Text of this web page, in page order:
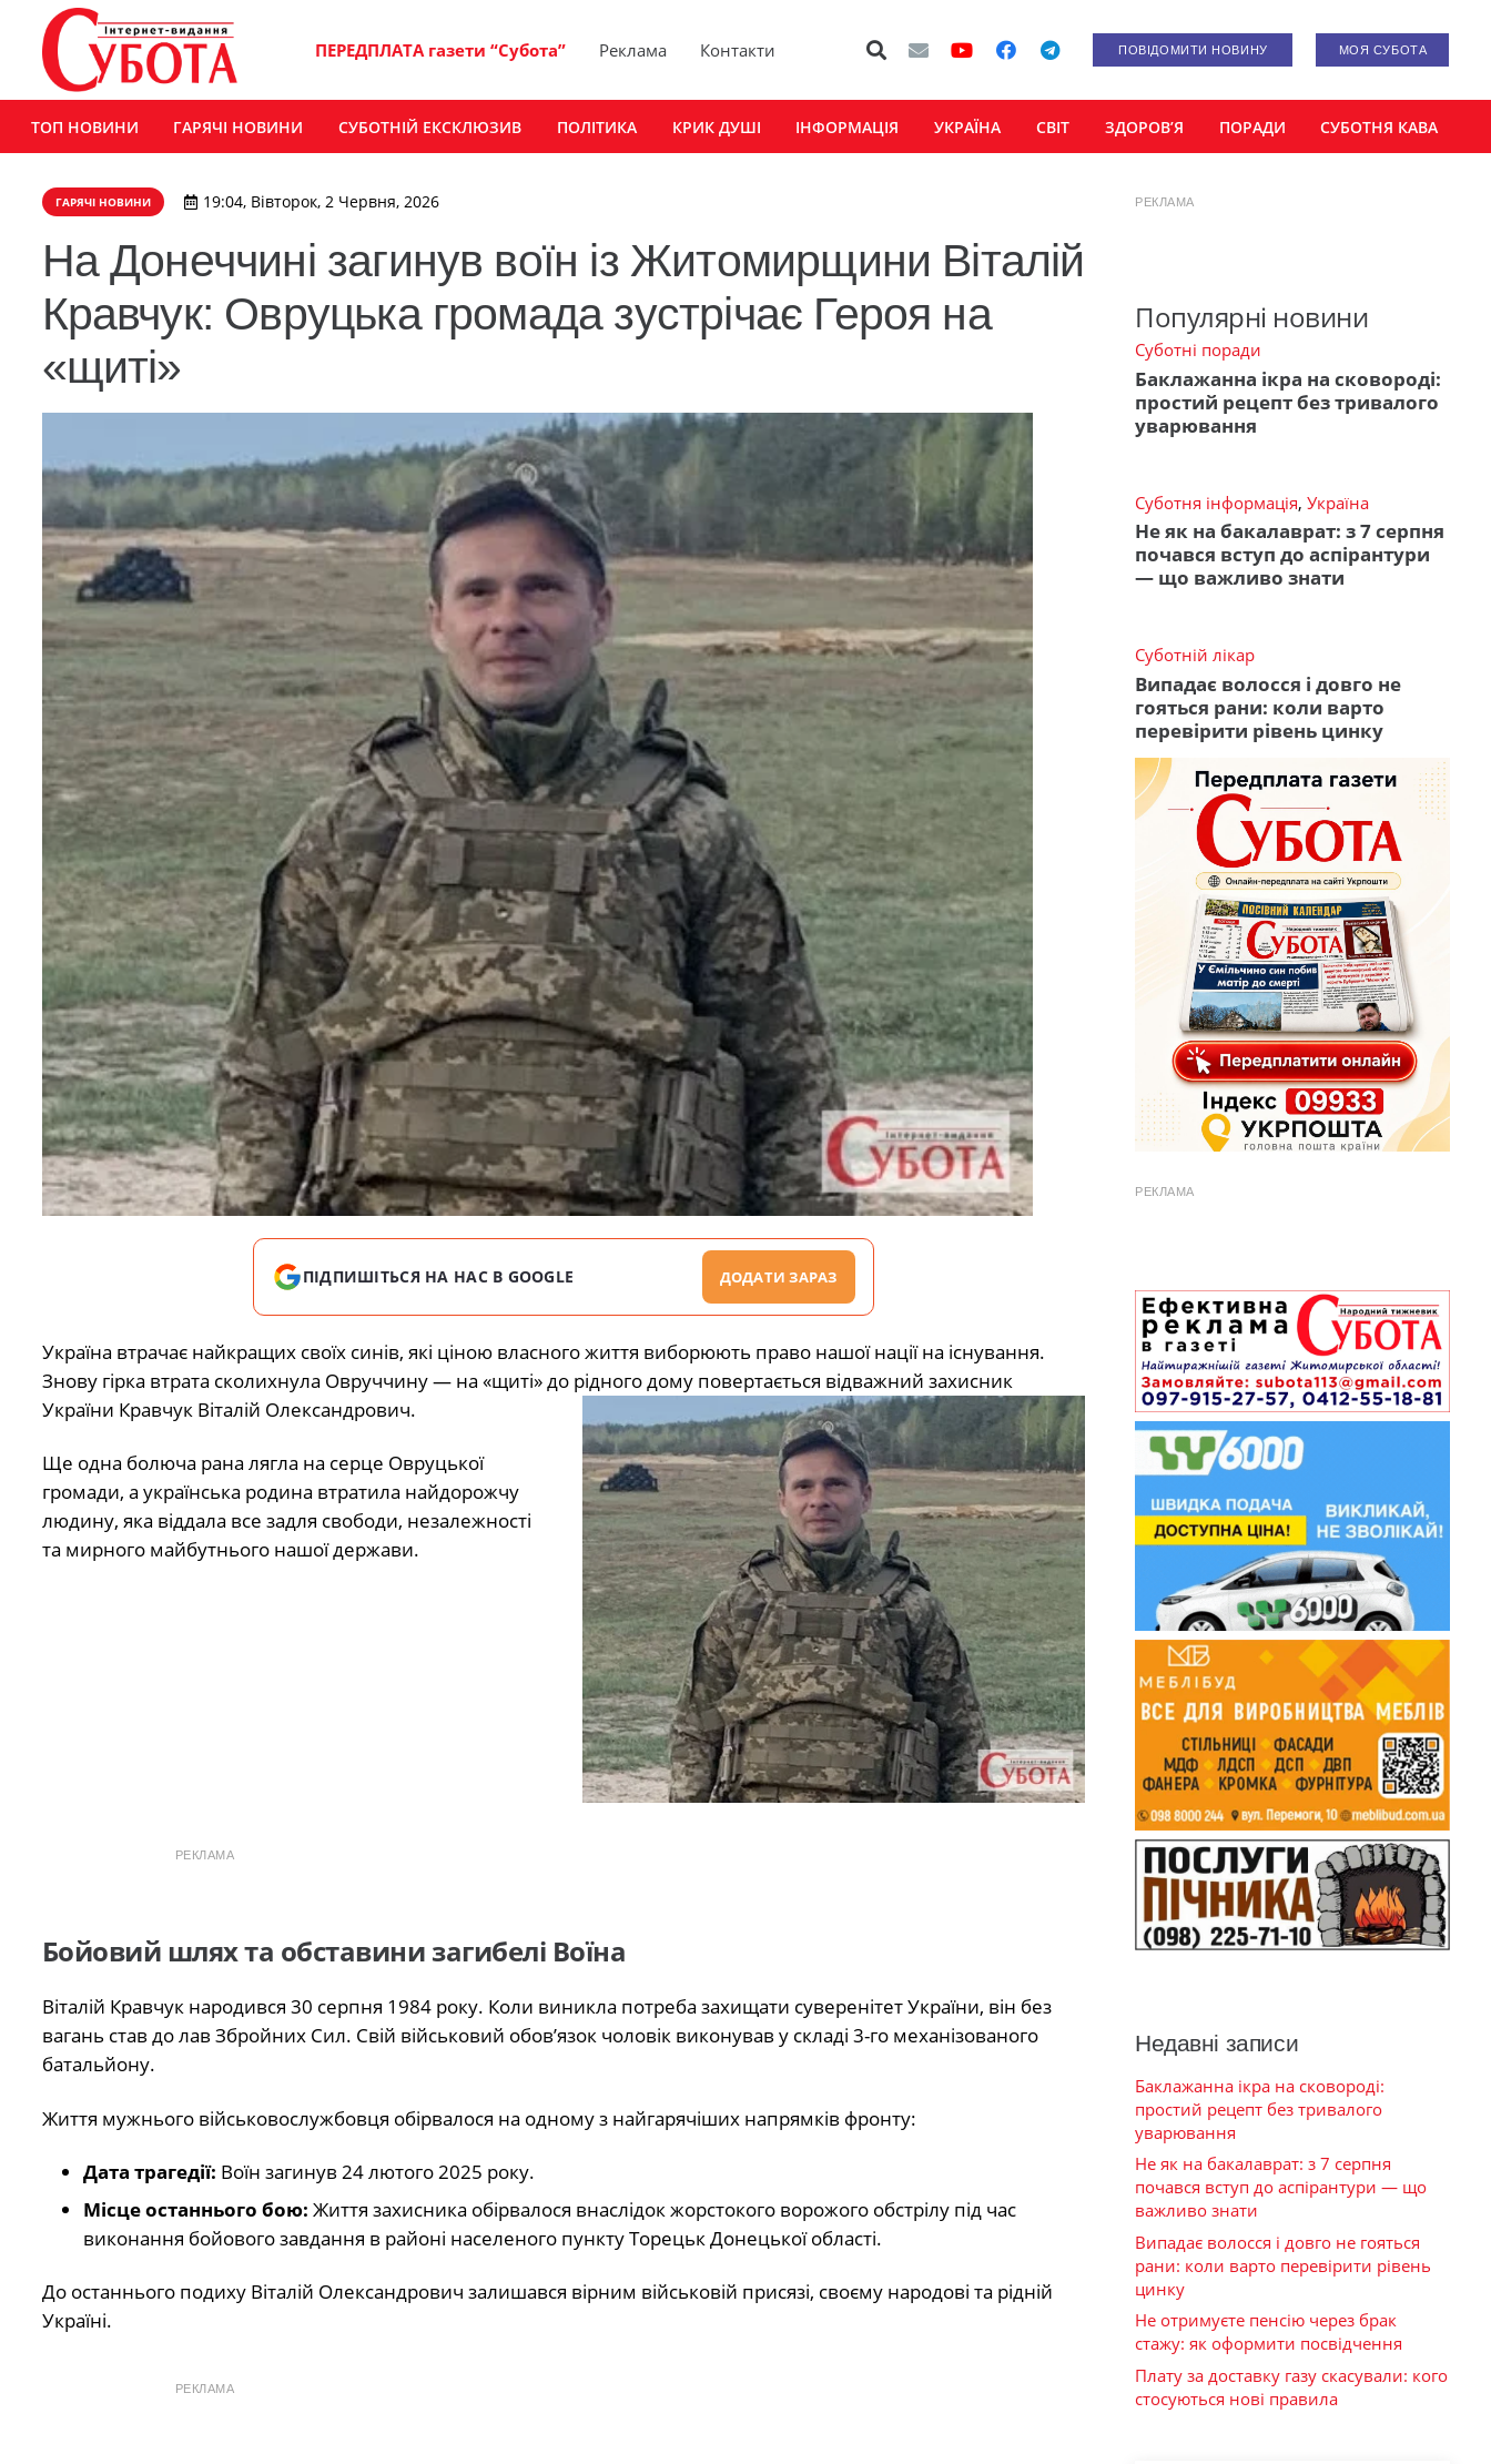
ПЕРЕДПЛАТА газети “Субота” Реклама Контакти ПОВІДОМИТИ НОВИНУ МОЯ СУБОТА
ТОП НОВИНИ ГАРЯЧІ НОВИНИ СУБОТНІЙ ЕКСКЛЮЗИВ ПОЛІТИКА КРИК ДУШІ ІНФОРМАЦІЯ УКРАЇНА СВІТ ЗДОРОВ’Я ПОРАДИ СУБОТНЯ КАВА
ГАРЯЧІ НОВИНИ 19:04, Вівторок, 2 Червня, 2026
На Донеччині загинув воїн із Житомирщини Віталій
Кравчук: Овруцька громада зустрічає Героя на
«щиті»
ПІДПИШІТЬСЯ НА НАС В GOOGLE ДОДАТИ ЗАРАЗ
Україна втрачає найкращих своїх синів, які ціною власного життя виборюють право нашої нації на існування.
Знову гірка втрата сколихнула Овруччину — на «щиті» до рідного дому повертається відважний захисник
України Кравчук Віталій Олександрович.
Ще одна болюча рана лягла на серце Овруцької
громади, а українська родина втратила найдорожчу
людину, яка віддала все задля свободи, незалежності
та мирного майбутнього нашої держави.
РЕКЛАМА
Бойовий шлях та обставини загибелі Воїна
Віталій Кравчук народився 30 серпня 1984 року. Коли виникла потреба захищати суверенітет України, він без
вагань став до лав Збройних Сил. Свій військовий обов’язок чоловік виконував у складі 3-го механізованого
батальйону.
Життя мужнього військовослужбовця обірвалося на одному з найгарячіших напрямків фронту:
Дата трагедії: Воїн загинув 24 лютого 2025 року.
Місце останнього бою: Життя захисника обірвалося внаслідок жорстокого ворожого обстрілу під час
виконання бойового завдання в районі населеного пункту Торецьк Донецької області.
До останнього подиху Віталій Олександрович залишався вірним військовій присязі, своєму народові та рідній
Україні.
РЕКЛАМА
РЕКЛАМА
Популярні новини
Суботні поради
Баклажанна ікра на сковороді:
простий рецепт без тривалого
уварювання
Суботня інформація, Україна
Не як на бакалаврат: з 7 серпня
почався вступ до аспірантури
— що важливо знати
Суботній лікар
Випадає волосся і довго не
гояться рани: коли варто
перевірити рівень цинку
РЕКЛАМА
Недавні записи
Баклажанна ікра на сковороді:
простий рецепт без тривалого
уварювання
Не як на бакалаврат: з 7 серпня
почався вступ до аспірантури — що
важливо знати
Випадає волосся і довго не гояться
рани: коли варто перевірити рівень
цинку
Не отримуєте пенсію через брак
стажу: як оформити посвідчення
Плату за доставку газу скасували: кого
стосуються нові правила